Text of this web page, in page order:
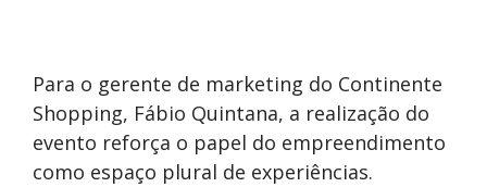
Para o gerente de marketing do Continente
Shopping, Fábio Quintana, a realização do
evento reforça o papel do empreendimento
como espaço plural de experiências.